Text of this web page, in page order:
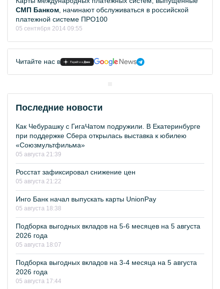
СМП Банком , начинают обслуживаться в российской
платежной системе ПРО100
05 сентября 2014 09:55
Читайте нас в
Последние новости
Как Чебурашку с ГигаЧатом подружили. В Екатеринбурге
при поддержке Сбера открылась выставка к юбилею
«Союзмультфильма»
05 августа 21:39
Росстат зафиксировал снижение цен
05 августа 21:22
Инго Банк начал выпускать карты UnionPay
05 августа 18:38
Подборка выгодных вкладов на 5-6 месяцев на 5 августа
2026 года
05 августа 18:07
Подборка выгодных вкладов на 3-4 месяца на 5 августа
2026 года
05 августа 17:44